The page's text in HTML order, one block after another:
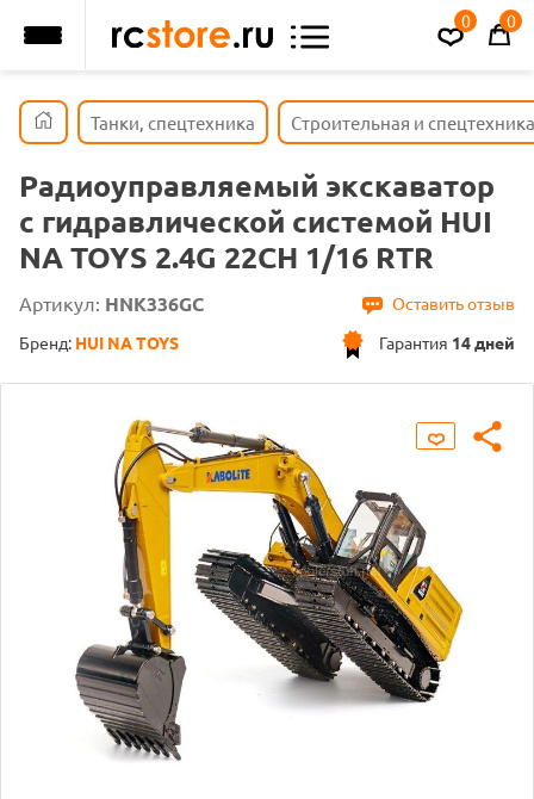
0 0
Танки, спецтехника Строительная и спецтехника
Радиоуправляемый экскаватор
с гидравлической системой HUI
NA TOYS 2.4G 22CH 1/16 RTR
Артикул: HNK336GC
Оставить отзыв
Гарантия 14 дней
Бренд: HUI NA TOYS